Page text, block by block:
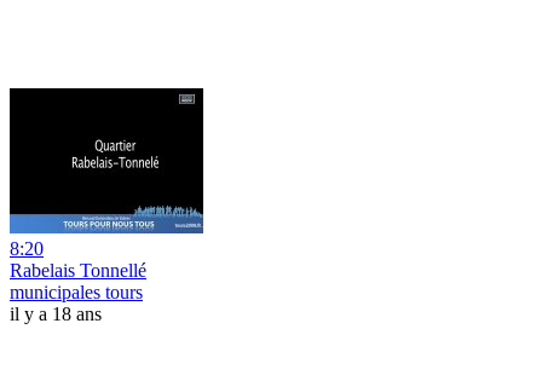
8:20
Rabelais Tonnellé
municipales tours
il y a 18 ans